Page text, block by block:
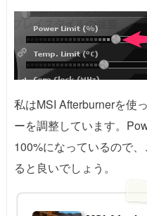
私はMSI Afterburnerを使
ーを調整しています。
100%になっているので
ると良いでしょう。